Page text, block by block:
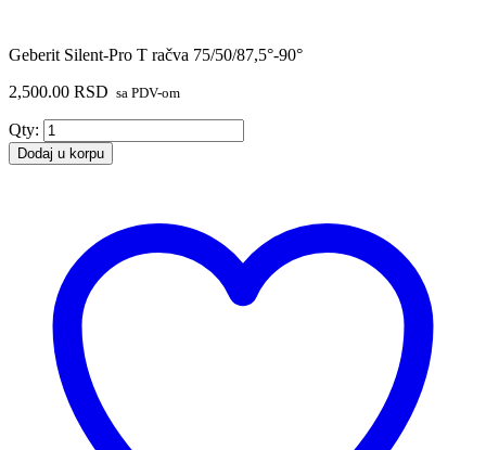
Geberit Silent-Pro T račva 75/50/87,5°-90°
2,500.00 RSD sa PDV-om
Qty: Geberit
Silent-
Pro
75/50/87,5°-90°
količina
Dodaj u korpu